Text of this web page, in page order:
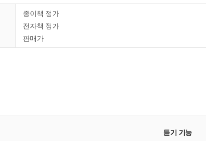
종이책 정가
전자책 정가
판매가
듣기 기능